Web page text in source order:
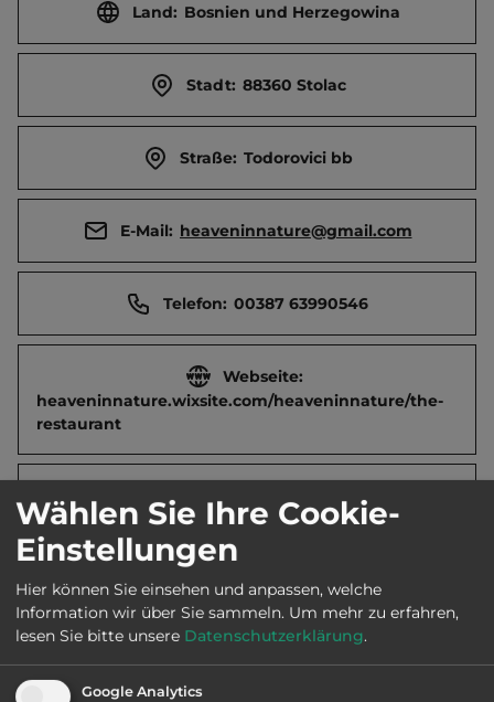
Land: Bosnien und Herzegowina
Stadt: 88360 Stolac
Straße: Todorovici bb
E-Mail: heaveninnature@gmail.com
Telefon: 00387 63990546
Webseite:
heaveninnature.wixsite.com/heaveninnature/the-
restaurant
Öffnungszeiten:
Telefon: 00387 63990546
Wählen Sie Ihre Cookie-
Einstellungen
Hier können Sie einsehen und anpassen, welche
Information wir über Sie sammeln. Um mehr zu erfahren,
lesen Sie bitte unsere Datenschutzerklärung.
Google Analytics